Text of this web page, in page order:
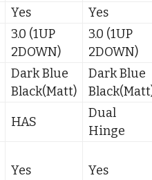
Yes
Yes
3.0 (1UP
2DOWN)
3.0 (1UP
2DOWN)
Dark Blue
Black(Matt)
Dark Blue
HAS
Dual
Hinge
Yes Yes